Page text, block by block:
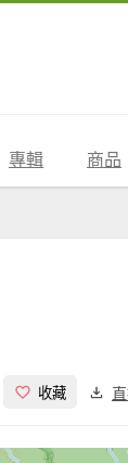
專輯 商品
收藏